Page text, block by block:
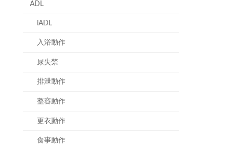
ADL
iADL
入浴動作
尿失禁
排泄動作
整容動作
更衣動作
食事動作